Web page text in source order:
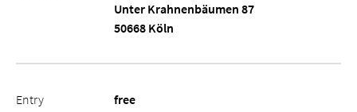
Unter Krahnenbäumen 87
50668 Köln
Entry free